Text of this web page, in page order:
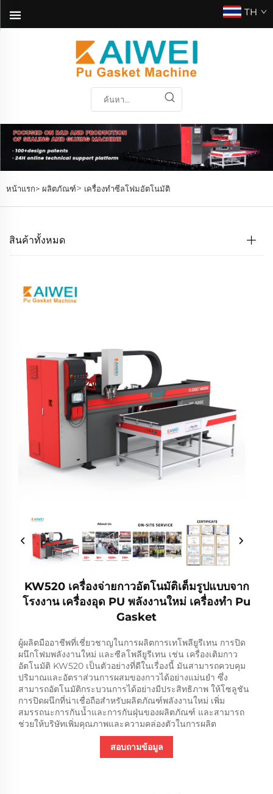
TH
หน้าแรก> ผลิตภัณฑ์> เครื่องทำซีลโฟมอัตโนมัติ
สินค้าทั้งหมด
KW520 เครื่องจ่ายกาวอัตโนมัติเต็มรูปแบบจาก
โรงงาน เครื่องอุด PU พลังงานใหม่ เครื่องทำ Pu
Gasket
ผู้ผลิตมืออาชีพที่เชี่ยวชาญในการผลิตการเทโพลียูรีเทน การปิด
ผนึกโฟมพลังงานใหม่ และซีลโพลียูรีเทน เช่น เครื่องเติมกาว
อัตโนมัติ KW520 เป็นตัวอย่างที่ดีในเรื่องนี้ มันสามารถควบคุม
ปริมาณและอัตราส่วนการผสมของกาวได้อย่างแม่นยำ ซึ่ง
สามารถอัตโนมัติกระบวนการได้อย่างมีประสิทธิภาพ ให้โซลูชัน
การปิดผนึกที่น่าเชื่อถือสำหรับผลิตภัณฑ์พลังงานใหม่ เพิ่ม
สมรรถนะการกันน้ำและการกันฝุ่นของผลิตภัณฑ์ และสามารถ
ช่วยให้บริษัทเพิ่มคุณภาพและความคล่องตัวในการผลิต
สอบถามข้อมูล